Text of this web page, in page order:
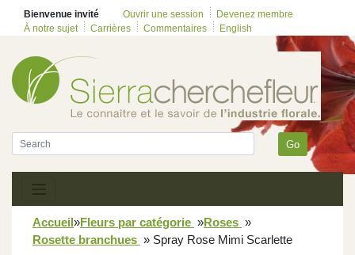
Bienvenue invité Ouvrir une session
Devenez membre
À notre sujet
Carrières Commentaires English
Go
Accueil»Fleurs par catégorie »Roses »
Rosette branchues » Spray Rose Mimi Scarlette